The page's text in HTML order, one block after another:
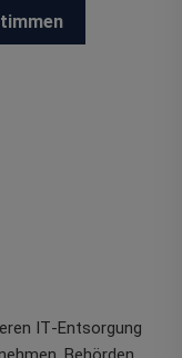
IT‑Entsorgung